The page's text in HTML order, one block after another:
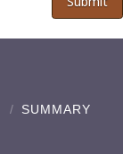
SUMMARY